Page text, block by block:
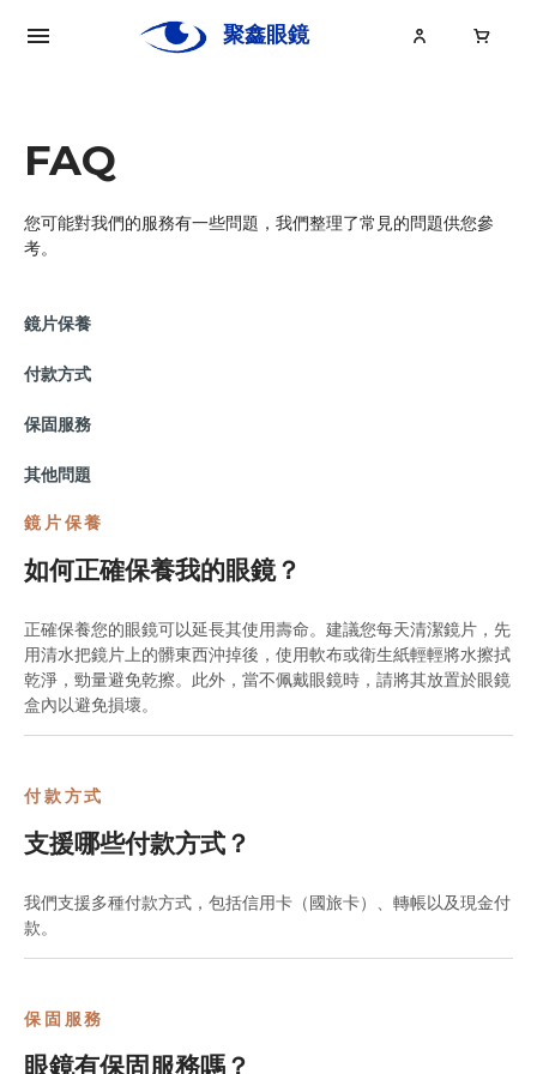
Ju
關於聚鑫
眼鏡大小事
聚鑫眼鏡
FAQ
您可能對我們的服務有一些問題，我們整理了常見的問題供您參
考。
鏡片保養
付款方式
保固服務
其他問題
鏡片保養
如何正確保養我的眼鏡？
正確保養您的眼鏡可以延長其使用壽命。建議您每天清潔鏡片，先
用清水把鏡片上的髒東西沖掉後，使用軟布或衛生紙輕輕將水擦拭
乾淨，勁量避免乾擦。此外，當不佩戴眼鏡時，請將其放置於眼鏡
盒內以避免損壞。
付款方式
支援哪些付款方式？
我們支援多種付款方式，包括信用卡（國旅卡）、轉帳以及現金付
款。
保固服務
眼鏡有保固服務嗎？